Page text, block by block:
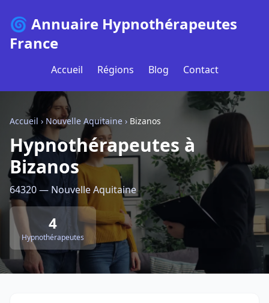
🌀 Annuaire Hypnothérapeutes
France
Accueil Régions Blog Contact
Accueil › Nouvelle Aquitaine › Bizanos
Hypnothérapeutes à
Bizanos
64320 — Nouvelle Aquitaine
4
Hypnothérapeutes